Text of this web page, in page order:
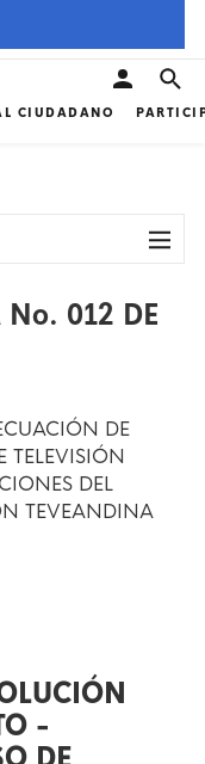
CIUDADANO
No. 012 DE
DE
TELEVISIÓN
DEL
TEVEANDINA
-